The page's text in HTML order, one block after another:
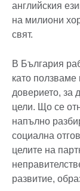
английския
на милиони
свят.
В България
като ползваме
доверието, за
цели. Що се
напълно
социална
целите на
развитие,